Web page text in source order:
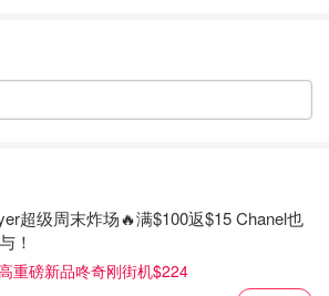
超级周末炸场🔥满$100返$15 Chanel也
！
重磅新品咚奇刚街机$224